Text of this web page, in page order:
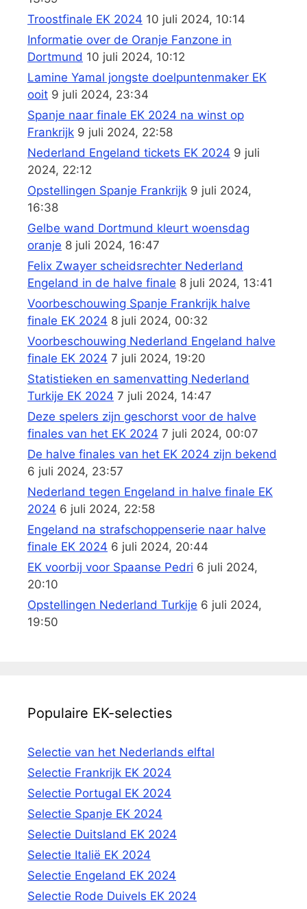
Troostfinale EK 2024 10 juli 2024, 10:14
Informatie over de Oranje Fanzone in
Dortmund 10 juli 2024, 10:12
Lamine Yamal jongste doelpuntenmaker EK
ooit 9 juli 2024, 23:34
Spanje naar finale EK 2024 na winst op
Frankrijk 9 juli 2024, 22:58
Nederland Engeland tickets EK 2024 9 juli
2024, 22:12
Opstellingen Spanje Frankrijk 9 juli 2024,
16:38
Gelbe wand Dortmund kleurt woensdag
oranje 8 juli 2024, 16:47
Felix Zwayer scheidsrechter Nederland
Engeland in de halve finale 8 juli 2024, 13:41
Voorbeschouwing Spanje Frankrijk halve
finale EK 2024 8 juli 2024, 00:32
Voorbeschouwing Nederland Engeland halve
finale EK 2024 7 juli 2024, 19:20
Statistieken en samenvatting Nederland
Turkije EK 2024 7 juli 2024, 14:47
Deze spelers zijn geschorst voor de halve
finales van het EK 2024 7 juli 2024, 00:07
De halve finales van het EK 2024 zijn bekend
6 juli 2024, 23:57
Nederland tegen Engeland in halve finale EK
2024 6 juli 2024, 22:58
Engeland na strafschoppenserie naar halve
finale EK 2024 6 juli 2024, 20:44
EK voorbij voor Spaanse Pedri 6 juli 2024,
20:10
Opstellingen Nederland Turkije 6 juli 2024,
19:50
Populaire EK-selecties
Selectie van het Nederlands elftal
Selectie Frankrijk EK 2024
Selectie Portugal EK 2024
Selectie Spanje EK 2024
Selectie Duitsland EK 2024
Selectie Italië EK 2024
Selectie Engeland EK 2024
Selectie Rode Duivels EK 2024